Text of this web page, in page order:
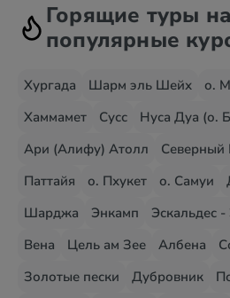
Горящие туры
популярные
Хургада Шарм эль Шейх о.
Хаммамет
Сусс
Нуса Дуа (о.
Ари (Алифу) Атолл
Северный
Паттайя
о. Пхукет о. Самуи
Шарджа
Энкамп Эскальдес
Вена
Цель ам Зее Албена
Золотые пески
Дубровник